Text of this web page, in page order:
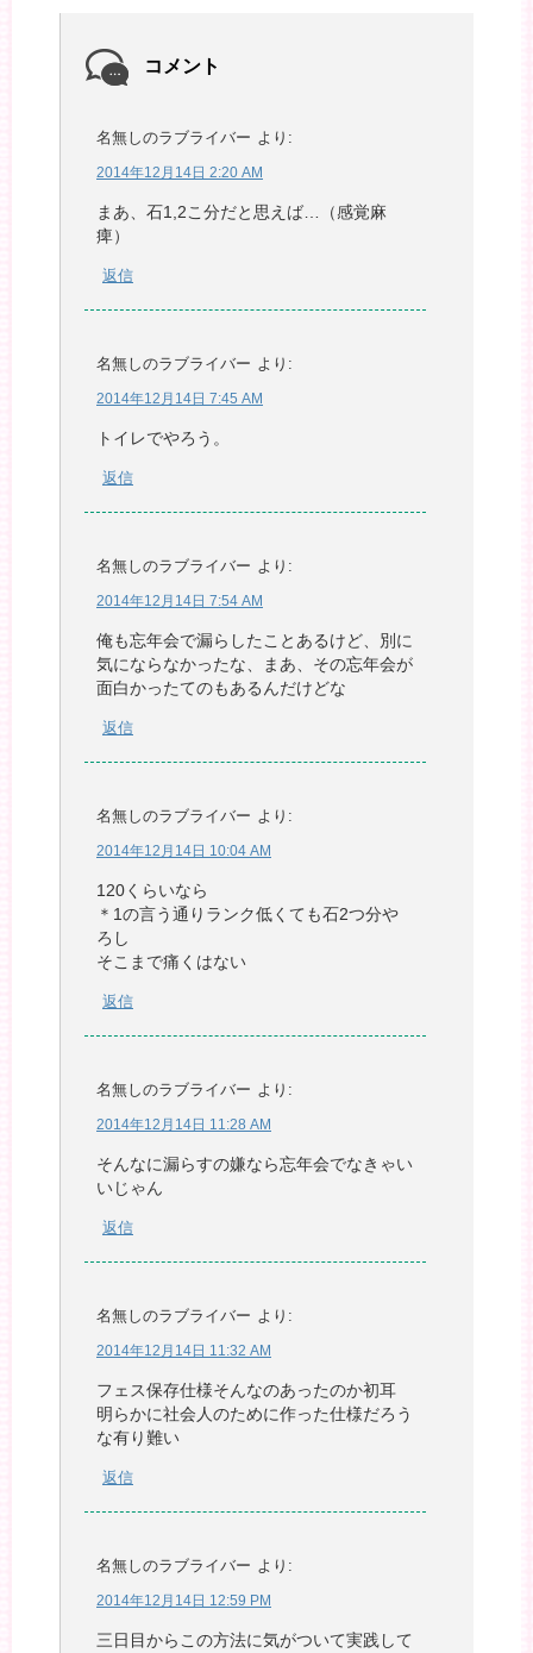
コメント
名無しのラブライバー より:
2014年12月14日 2:20 AM
まあ、石1,2こ分だと思えば…（感覚麻
痺）
返信
名無しのラブライバー より:
2014年12月14日 7:45 AM
トイレでやろう。
返信
名無しのラブライバー より:
2014年12月14日 7:54 AM
俺も忘年会で漏らしたことあるけど、別に
気にならなかったな、まあ、その忘年会が
面白かったてのもあるんだけどな
返信
名無しのラブライバー より:
2014年12月14日 10:04 AM
120くらいなら
＊1の言う通りランク低くても石2つ分や
ろし
そこまで痛くはない
返信
名無しのラブライバー より:
2014年12月14日 11:28 AM
そんなに漏らすの嫌なら忘年会でなきゃい
いじゃん
返信
名無しのラブライバー より:
2014年12月14日 11:32 AM
フェス保存仕様そんなのあったのか初耳
明らかに社会人のために作った仕様だろう
な有り難い
返信
名無しのラブライバー より:
2014年12月14日 12:59 PM
三日目からこの方法に気がついて実践して